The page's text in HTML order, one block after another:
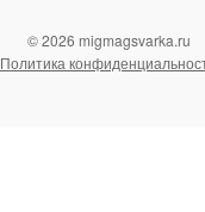
© 2026 migmagsvarka.ru
Политика